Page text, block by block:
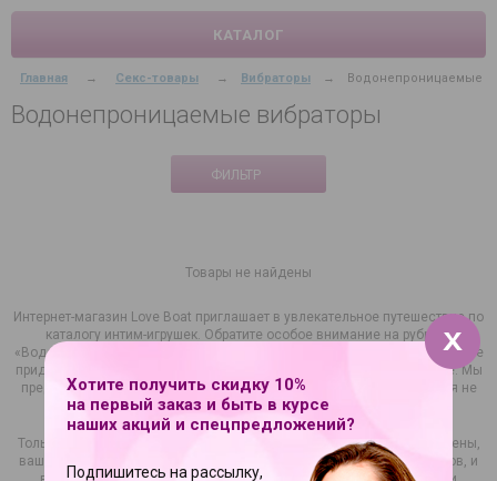
КАТАЛОГ
Главная → Секс-товары → Вибраторы → Водонепроницаемые
Водонепроницаемые вибраторы
ФИЛЬТР
Товары не найдены
Интернет-магазин Love Boat приглашает в увлекательное путешествие по
каталогу интим-игрушек. Обратите особое внимание на рубрику
«Водонепроницаемый вибратор». Купив у нас такой вид изделия, вам не
придется думать о безопасности, если вы захотели поиграть в душе. Мы
предлагаем специально разработанные модели, которые не боятся не
только брызг, но и полного погружения в воду.
Только взгляните на ассортимент интимных стимуляторов! Мы уверены,
ваше сердце учащенно забьется от предвкушения сладких оргазмов, и
Хотите получить скидку 10%
на первый заказ и быть в курсе
наших акций и спецпредложений?
Подпишитесь на рассылку,